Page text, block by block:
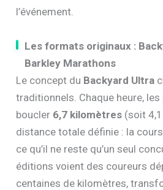
l’événement.
Les formats originaux :
Barkley Marathons
Le concept du Backyard Ultra
traditionnels. Chaque heure,
boucler 6,7 kilomètres (soit
distance totale définie : la
ce qu’il ne reste qu’un seul
éditions voient des coureurs
centaines de kilomètres,